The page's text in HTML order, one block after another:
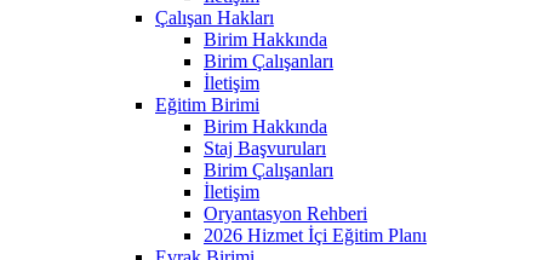
Çalışan Hakları
Birim Hakkında
Birim Çalışanları
İletişim
Eğitim Birimi
Birim Hakkında
Staj Başvuruları
Birim Çalışanları
İletişim
Oryantasyon Rehberi
2026 Hizmet İçi Eğitim Planı